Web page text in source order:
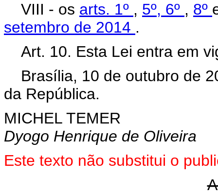
VIII - os arts. 1º , 5º, 6º , 8º
setembro de 2014 .
Art. 10. Esta Lei entra em
Brasília, 10 de outubro de
da República.
MICHEL TEMER
Dyogo Henrique de Oliveira
Este texto não substitui o